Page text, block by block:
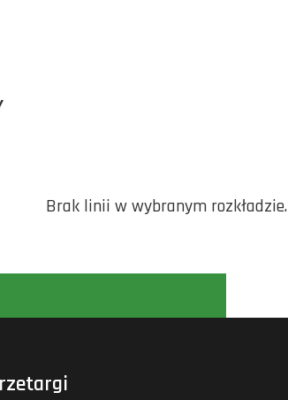
Brak linii w wybranym rozkładzie.